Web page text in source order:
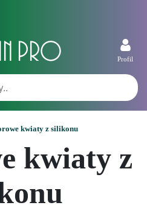
Profil
kwiaty z silikonu
kwiaty z